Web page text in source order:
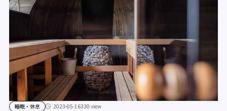
睡眠・休息 2023-05-16330 view